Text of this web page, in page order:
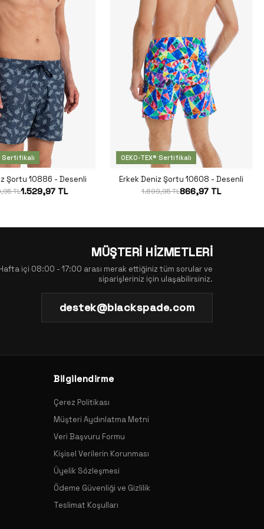
Sertifikalı
Şortu 10886 - Desenli
TL1.529,97 TL
OEKO-TEX® Sertifikalı
Erkek Deniz Şortu 10608 - Desenli
1.699,95 TL866,97 TL
MÜŞTERİ HİZMETLERİ
içi 08:00 - 17:00 arası merak ettiğiniz tüm sorular ve
siparişleriniz için ulaşabilirsiniz.
destek@blackspade.com
Bilgilendirme
Çerez Politikası
Müşteri Aydınlatma Metni
Veri Başvuru Formu
Kişisel Verilerin Korunması
Üyelik Sözleşmesi
Ödeme Güvenliği ve Gizlilik
Teslimat Koşulları